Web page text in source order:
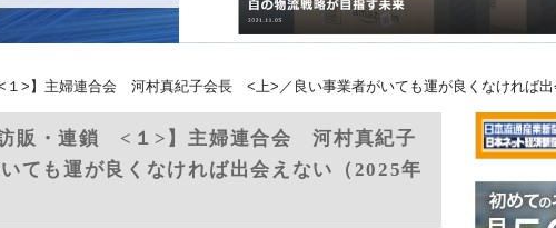
>】主婦連合会 河村真紀子会長 <上>／良い事業者がいても運が良くなければ出
販・連鎖 <１>】主婦連合会 河村真紀子
ても運が良くなければ出会えない（2025年